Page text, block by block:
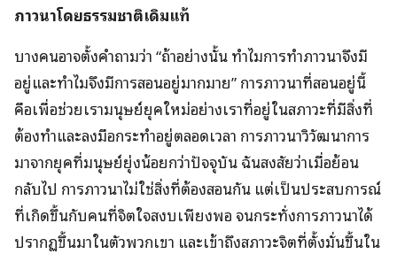
ภาวนาโดยธรรมชาติเดิมแท้
บางคนอาจตั้งคำถามว่า “ถ้าอย่างนั้น ทำไมการทำภาวนาจึงมี
อยู่และทำไมจึงมีการสอนอยู่มากมาย” การภาวนาที่สอนอยู่นี้
คือเพื่อช่วยเรามนุษย์ยุคใหม่อย่างเราที่อยู่ในสภาวะที่มีสิ่งที่
ต้องทำและลงมือกระทำอยู่ตลอดเวลา การภาวนาวิวัฒนาการ
มาจากยุคที่มนุษย์ยุ่งน้อยกว่าปัจจุบัน ฉันสงสัยว่าเมื่อย้อน
กลับไป การภาวนาไม่ใช่สิ่งที่ต้องสอนกัน แต่เป็นประสบการณ์
ที่เกิดขึ้นกับคนที่จิตใจสงบเพียงพอ จนกระทั่งการภาวนาได้
ปรากฏขึ้นมาในตัวพวกเขา และเข้าถึงสภาวะจิตที่ตั้งมั่นขึ้นใน